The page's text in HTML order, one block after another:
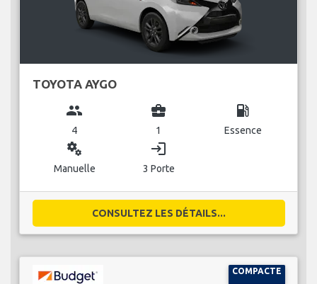
TOYOTA AYGO
group
4
business_center
1
local_gas_station
Essence
miscellaneous_services
Manuelle
login
3 Porte
CONSULTEZ LES DÉTAILS...
COMPACTE